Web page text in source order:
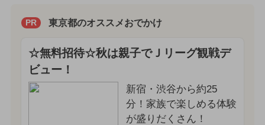
PR 東京都のオススメおでかけ
☆無料招待☆秋は親子でＪリーグ観戦デ
ビュー！
新宿・渋谷から約25
分！家族で楽しめる体験
が盛りだくさん！